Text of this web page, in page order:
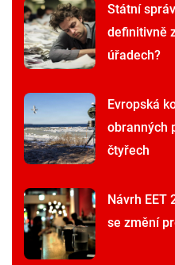
Státní
definitivně
úřadech?
Evropská
obranných
čtyřech
Návrh EET
se změní